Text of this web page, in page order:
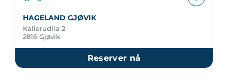
HAGELAND GJØVIK
Kallerudlia 2
2816 Gjøvik
Reserver nå